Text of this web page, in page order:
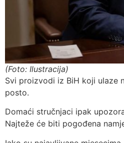
(Foto: Ilustracija)
Svi proizvodi iz BiH koji ulaze
posto.
Domaći stručnjaci ipak
Najteže će biti pogođena